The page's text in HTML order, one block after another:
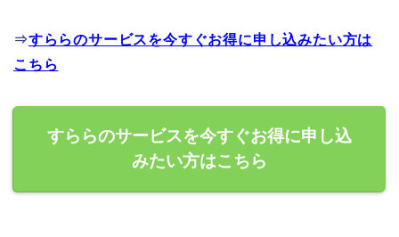
⇒すららのサービスを今すぐお得に申し込みたい方は
こちら
すららのサービスを今すぐお得に申し込
みたい方はこちら